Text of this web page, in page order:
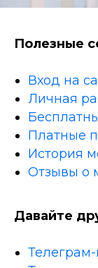
Полезные
Вход на
Личная
Платные
История
Отзывы о
Давайте